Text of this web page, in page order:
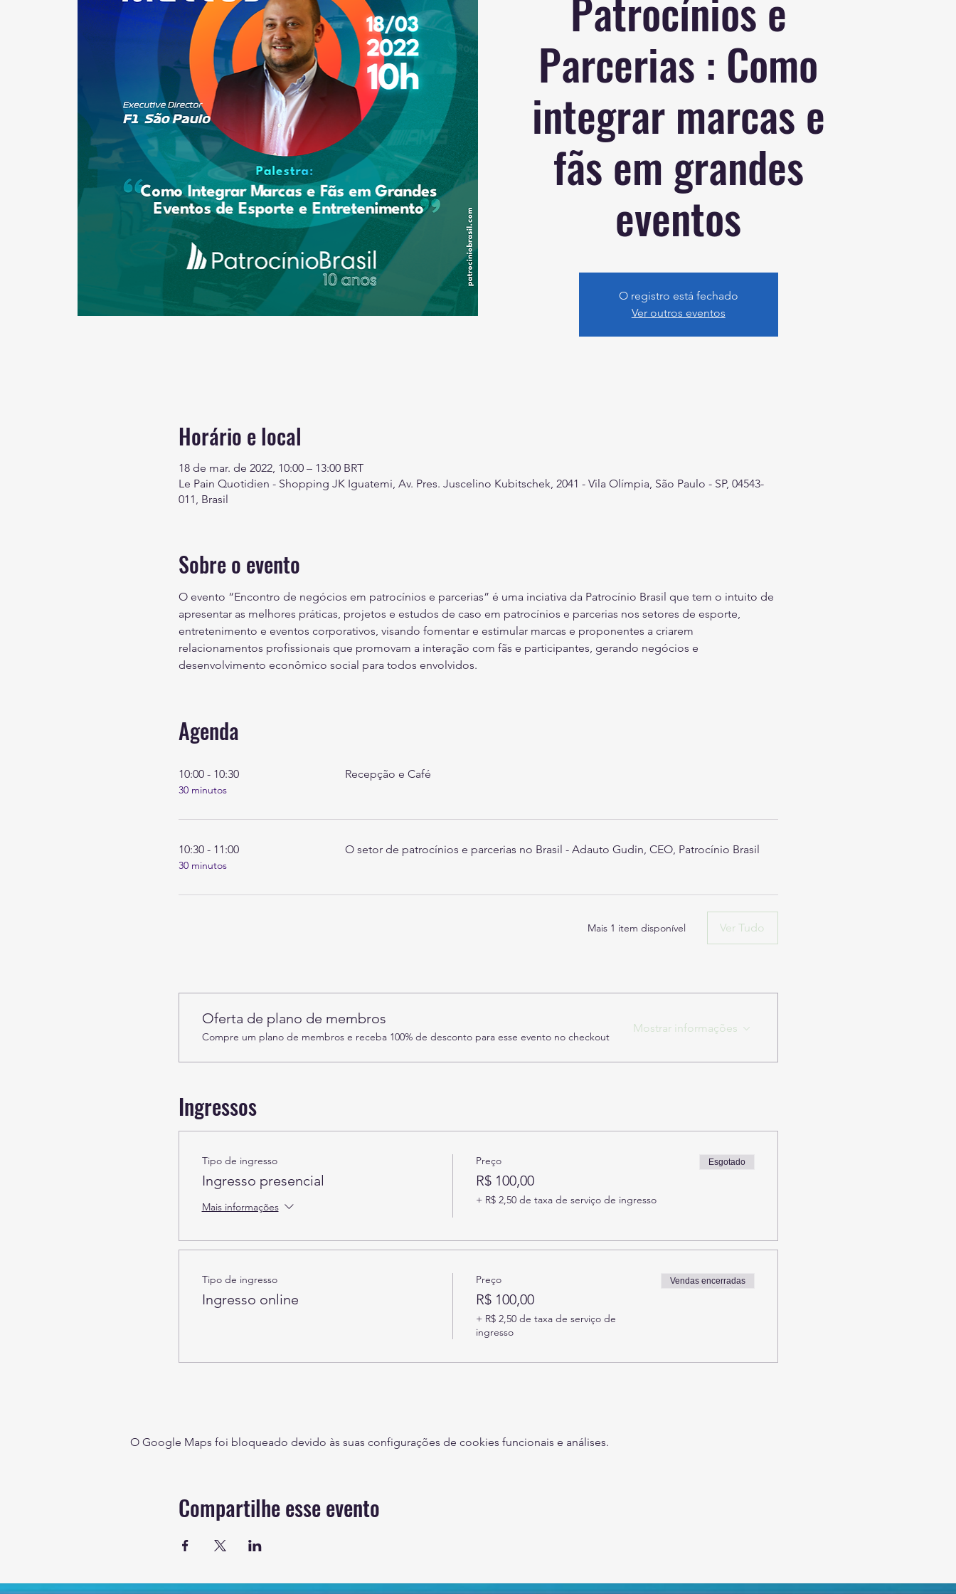
Parcerias : Como
integrar marcas e
fãs em grandes
eventos
O registro está fechado
Ver outros eventos
Horário e local
18 de mar. de 2022, 10:00 – 13:00 BRT
Le Pain Quotidien - Shopping JK Iguatemi, Av. Pres. Juscelino Kubitschek, 2041 - Vila Olímpia, São Paulo - SP, 04543-
011, Brasil
Sobre o evento
O evento “Encontro de negócios em patrocínios e parcerias” é uma inciativa da Patrocínio Brasil que tem o intuito de
apresentar as melhores práticas, projetos e estudos de caso em patrocínios e parcerias nos setores de esporte,
entretenimento e eventos corporativos, visando fomentar e estimular marcas e proponentes a criarem
relacionamentos profissionais que promovam a interação com fãs e participantes, gerando negócios e
desenvolvimento econômico social para todos envolvidos.
Agenda
10:00 - 10:30
30 minutos
Recepção e Café
10:30 - 11:00
30 minutos
O setor de patrocínios e parcerias no Brasil - Adauto Gudin, CEO, Patrocínio Brasil
Mais 1 item disponível Ver Tudo
Oferta de plano de membros
Compre um plano de membros e receba 100% de desconto para esse evento no checkout
Mostrar informações
Ingressos
Tipo de ingresso
Ingresso presencial
Mais informações
Preço
R$ 100,00
+ R$ 2,50 de taxa de serviço de ingresso
Esgotado
Tipo de ingresso
Ingresso online
Preço
R$ 100,00
+ R$ 2,50 de taxa de serviço de
ingresso
Vendas encerradas
O Google Maps foi bloqueado devido às suas configurações de cookies funcionais e análises.
Compartilhe esse evento